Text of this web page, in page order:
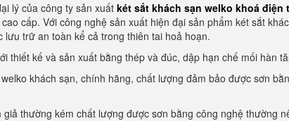
lý của công ty sản xuất két sắt khách sạn welko khoá điện
cấp. Với công nghệ sản xuất hiện đại sản phẩm két sắt
lưu trữ an toàn kể cả trong thiên tai hoả hoạn.
thiết kế và sản xuất bằng thép và đúc, dập hạn chế mối hàn
khách sạn, chính hãng, chất lượng đảm bảo được sơn
giả thường kém chất lượng được sơn bằng công nghệ thường